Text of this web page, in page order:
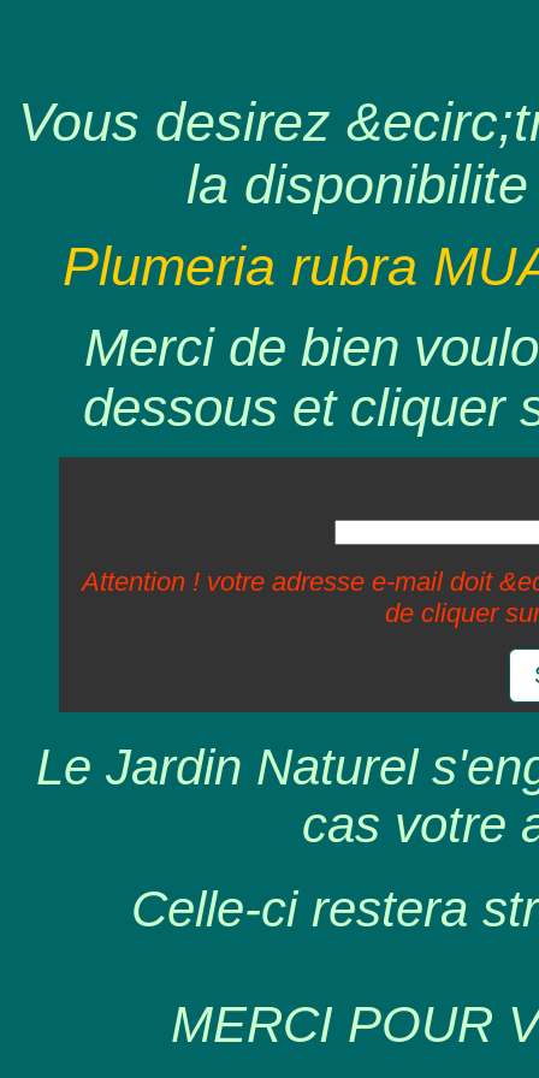
Vous desirez
la
Plumeria rubra
Merci de bien
dessous et cliquer
Attention ! votre adresse e-mail doit
de cliquer
Le Jardin Naturel
cas votre
Celle-ci restera
MERCI POUR